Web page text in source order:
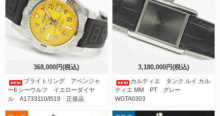
368,000円(税込)
ブライトリング アベンジャ
ーII シーウルフ イエローダイヤ
ル A1733110/I519 正規品
3,180,000円(税込)
カルティエ タンク ルイ カル
ティエ MM PT グレー
WGTA0303